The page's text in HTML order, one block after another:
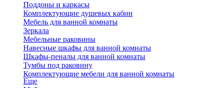
Поддоны и каркасы
Комплектующие душевых кабин
Мебель для ванной комнаты
Зеркала
Мебельные раковины
Навесные шкафы для ванной комнаты
Шкафы-пеналы для ванной комнаты
Тумбы под раковину
Комплектующие мебели для ванной комнаты
Еще